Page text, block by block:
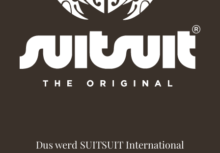
Dus werd SUITSUIT International